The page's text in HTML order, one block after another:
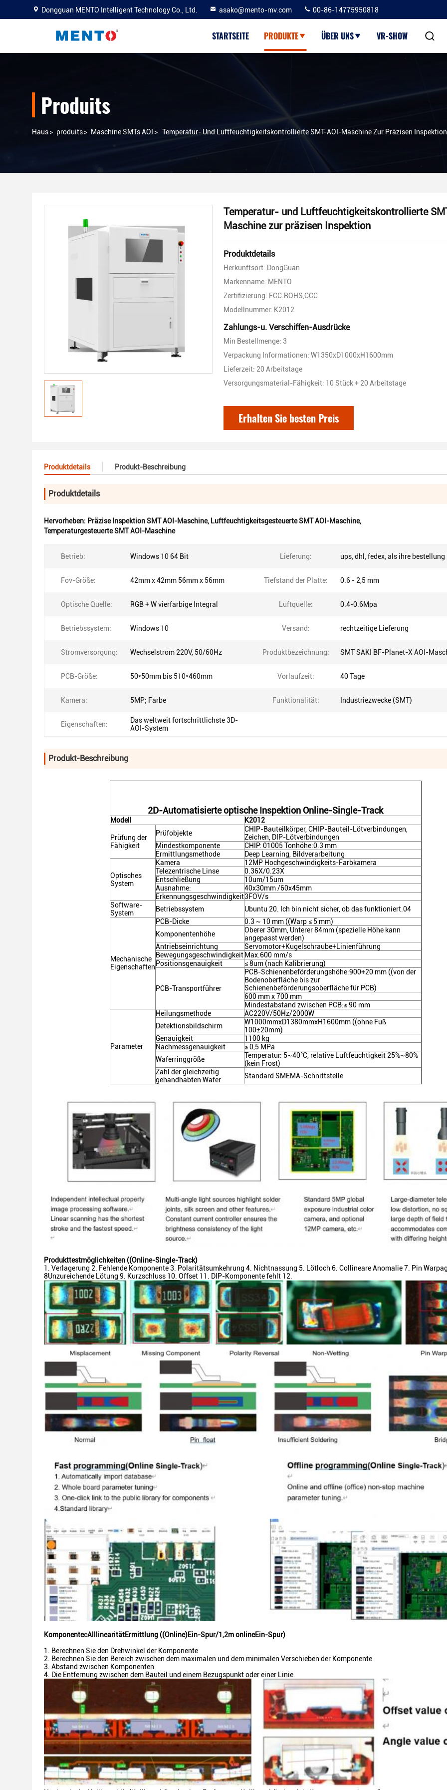
Dongguan MENTO Intelligent Technology Co., Ltd. asako@mento-mv.com 00-86-14775950818
STARTSEITE PRODUKTE ÜBER UNS VR-SHOW
Produits
Haus> produits> Maschine SMTs AOI > Temperatur- Und Luftfeuchtigkeitskontrollierte SMT-AOI-Maschine Zur Präzisen Inspektion
Temperatur- und Luftfeuchtigkeitskontrollierte
Maschine zur präzisen Inspektion
Produktdetails
Herkunftsort: DongGuan
Markenname: MENTO
Zertifizierung: FCC.ROHS,CCC
Modellnummer: K2012
Zahlungs-u. Verschiffen-Ausdrücke
Min Bestellmenge: 3
Verpackung Informationen: W1350xD1000xH1600mm
Lieferzeit: 20 Arbeitstage
Versorgungsmaterial-Fähigkeit: 10 Stück + 20 Arbeitstage
Erhalten Sie besten Preis
Produktdetails Produkt-Beschreibung
Produktdetails
Hervorheben: Präzise Inspektion SMT AOI-Maschine, Luftfeuchtigkeitsgesteuerte SMT AOI-Maschine,
Temperaturgesteuerte SMT AOI-Maschine
Betrieb: Windows 10 64 Bit Lieferung: ups, dhl, fedex, als ihre bestellung
Fov-Größe: 42mm x 42mm 56mm x 56mm Tiefstand der Platte: 0.6 - 2,5 mm
Optische Quelle: RGB + W vierfarbige Integral Luftquelle: 0.4-0.6Mpa
Betriebssystem: Windows 10 Versand: rechtzeitige Lieferung
Stromversorgung: Wechselstrom 220V, 50/60Hz Produktbezeichnung: SMT SAKI BF-Planet-X AOI-
PCB-Größe: 50*50mm bis 510*460mm Vorlaufzeit: 40 Tage
Kamera: 5MP; Farbe Funktionalität: Industriezwecke (SMT)
Eigenschaften:
Das weltweit fortschrittlichste 3D-
AOI-System
Produkt-Beschreibung
2D-Automatisierte optische Inspektion Online-Single-Track
Modell K2012
Prüfung der
Fähigkeit
Prüfobjekte
CHIP-Bauteilkörper, CHIP-Bauteil-Lötverbindungen,
Zeichen, DIP-Lötverbindungen
Mindestkomponente
CHIP: 01005 Tonhöhe:0.3 mm
Ermittlungsmethode
Deep Learning, Bildverarbeitung
Optisches
System
Kamera
12MP Hochgeschwindigkeits-Farbkamera
Telezentrische Linse
0.36X/0.23X
Entschließung
10um/15um
Ausnahme:
40x30mm /60x45mm
Erkennungsgeschwindigkeit3FOV/s
Software-
System
Betriebssystem Ubuntu 20. Ich bin nicht sicher, ob das funktioniert.04
Mechanische
Eigenschaften
PCB-Dicke
0.3 ~ 10 mm ((Warp ≤ 5 mm)
Komponentenhöhe
Oberer 30mm, Unterer 84mm (spezielle Höhe kann
angepasst werden)
Antriebseinrichtung
Servomotor+Kugelschraube+Linienführung
Bewegungsgeschwindigkeit Max.600 mm/s
Positionsgenauigkeit
≤ 8um (nach Kalibrierung)
PCB-Transportführer
PCB-Schienenbeförderungshöhe:900+20 mm ((von der
Bodenoberfläche bis zur
Schienenbeförderungsoberfläche für PCB)
600 mm x 700 mm
Mindestabstand zwischen PCB:≤ 90 mm
Parameter
Heilungsmethode
AC220V/50Hz/2000W
Detektionsbildschirm
W1000mmxD1380mmxH1600mm ((ohne Fuß
100±20mm)
Genauigkeit
1100 kg
Nachmessgenauigkeit
≥ 0,5 MPa
Waferringgröße
Temperatur: 5~40°C, relative Luftfeuchtigkeit 25%~80%
(kein Frost)
Zahl der gleichzeitig
gehandhabten Wafer
Standard SMEMA-Schnittstelle
Produkttestmöglichkeiten ((Online-Single-Track)
Verlagerung 2. Fehlende Komponente 3. Polaritätsumkehrung 4. Nichtnassung 5. Lötloch 6. Collineare Anomalie 7. Pin
8Unzureichende Lötung 9. Kurzschluss 10. Offset 11. DIP-Komponente fehlt 12.
KomponentecAlllinearitätErmittlung ((Online)Ein-Spur/1,2m onlineEin-Spur)
1. Berechnen Sie den Drehwinkel der Komponente
2. Berechnen Sie den Bereich zwischen dem maximalen und dem minimalen Verschieben der Komponente
3. Abstand zwischen Komponenten
4. Die Entfernung zwischen dem Bauteil und einem Bezugspunkt oder einer Linie